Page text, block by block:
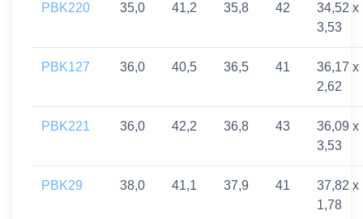
PBK220 35,0 41,2 35,8 42
34,52 x
3,53
PBK127 36,0 40,5 36,5 41
36,17 x
2,62
PBK221 36,0 42,2 36,8 43
36,09 x
3,53
PBK29 38,0 41,1 37,9 41
37,82 x
1,78